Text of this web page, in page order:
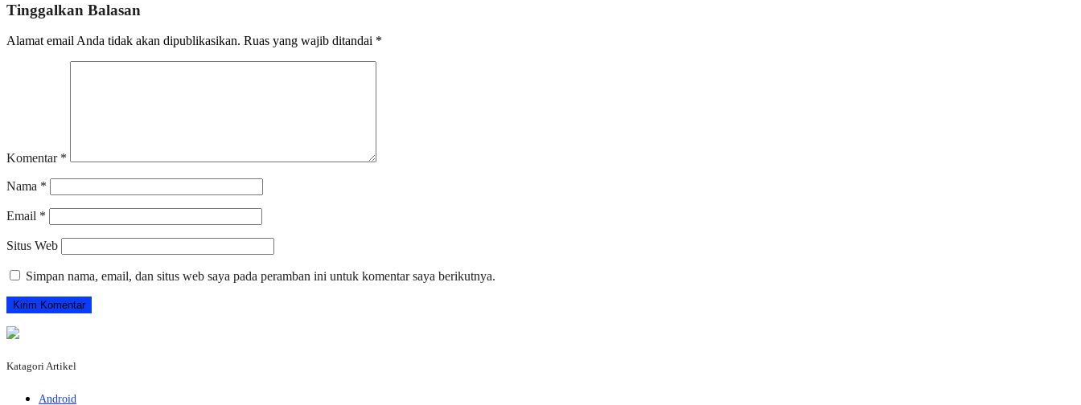
Tinggalkan Balasan
Alamat email Anda tidak akan dipublikasikan. Ruas yang wajib ditandai *
Komentar *
Nama *
Email *
Situs Web
Simpan nama, email, dan situs web saya pada peramban ini untuk komentar saya berikutnya.
Katagori Artikel
Android